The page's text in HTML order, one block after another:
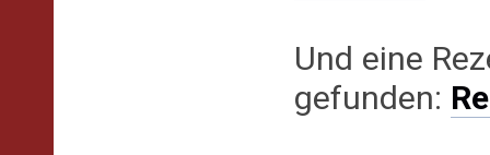
Und eine
gefunden: